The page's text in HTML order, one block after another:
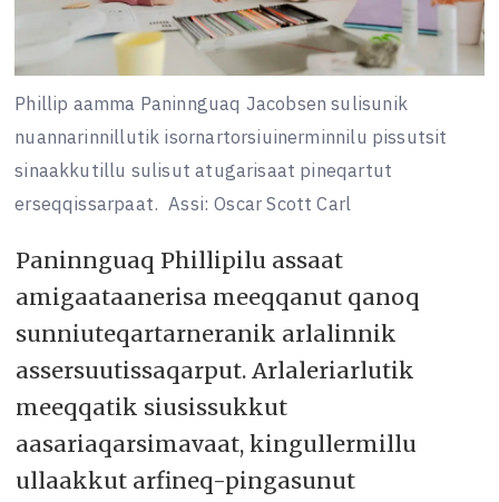
Phillip aamma Paninnguaq Jacobsen sulisunik
nuannarinnillutik isornartorsiuinerminnilu pissutsit
sinaakkutillu sulisut atugarisaat pineqartut
erseqqissarpaat. Assi: Oscar Scott Carl
Paninnguaq Phillipilu assaat
amigaataanerisa meeqqanut qanoq
sunniuteqartarneranik arlalinnik
assersuutissaqarput. Arlaleriarlutik
meeqqatik siusissukkut
aasariaqarsimavaat, kingullermillu
ullaakkut arfineq-pingasunut